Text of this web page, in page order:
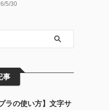
5/30
事
ラの使い方】文字サ